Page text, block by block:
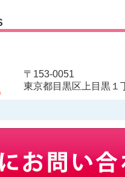
〒153-0051
東京都目黒区上目黒１